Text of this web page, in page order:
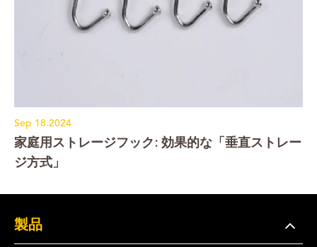
Sep 18.2024
家庭用ストレージフック: 効果的な「垂直ストレー
ジ方式」
製品